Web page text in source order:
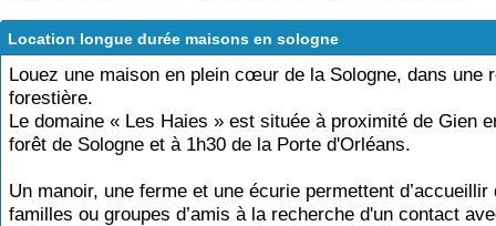
Location longue durée maisons en sologne
Louez une maison en plein cœur de la Sologne, dans une
forestière.
Le domaine « Les Haies » est située à proximité de Gien
forêt de Sologne et à 1h30 de la Porte d'Orléans.
Un manoir, une ferme et une écurie permettent d’accueillir
familles ou groupes d’amis à la recherche d'un contact